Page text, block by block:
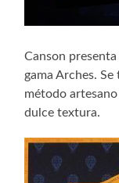
Canson
gama Arches.
método
dulce textura.